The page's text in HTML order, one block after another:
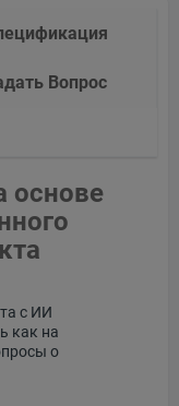
Вопрос
основе
с ИИ
как на
о